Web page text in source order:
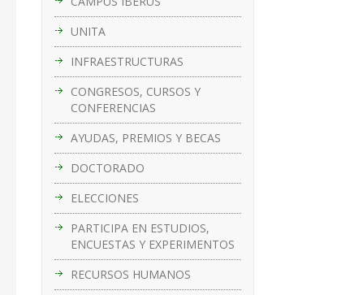
UNITA
INFRAESTRUCTURAS
CONGRESOS, CURSOS Y
CONFERENCIAS
AYUDAS, PREMIOS Y BECAS
DOCTORADO
ELECCIONES
PARTICIPA EN ESTUDIOS,
ENCUESTAS Y EXPERIMENTOS
RECURSOS HUMANOS